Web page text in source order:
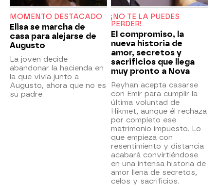
MOMENTO DESTACADO
Elisa se marcha de
casa para alejarse de
Augusto
La joven decide
abandonar la hacienda en
la que vivía junto a
Augusto, ahora que no es
su padre.
¡NO TE LA PUEDES
PERDER!
El compromiso, la
nueva historia de
amor, secretos y
sacrificios que llega
muy pronto a Nova
Reyhan acepta casarse
con Emir para cumplir la
última voluntad de
Hikmet, aunque él rechaza
por completo ese
matrimonio impuesto. Lo
que empieza con
resentimiento y distancia
acabará convirtiéndose
en una intensa historia de
amor llena de secretos,
celos y sacrificios.